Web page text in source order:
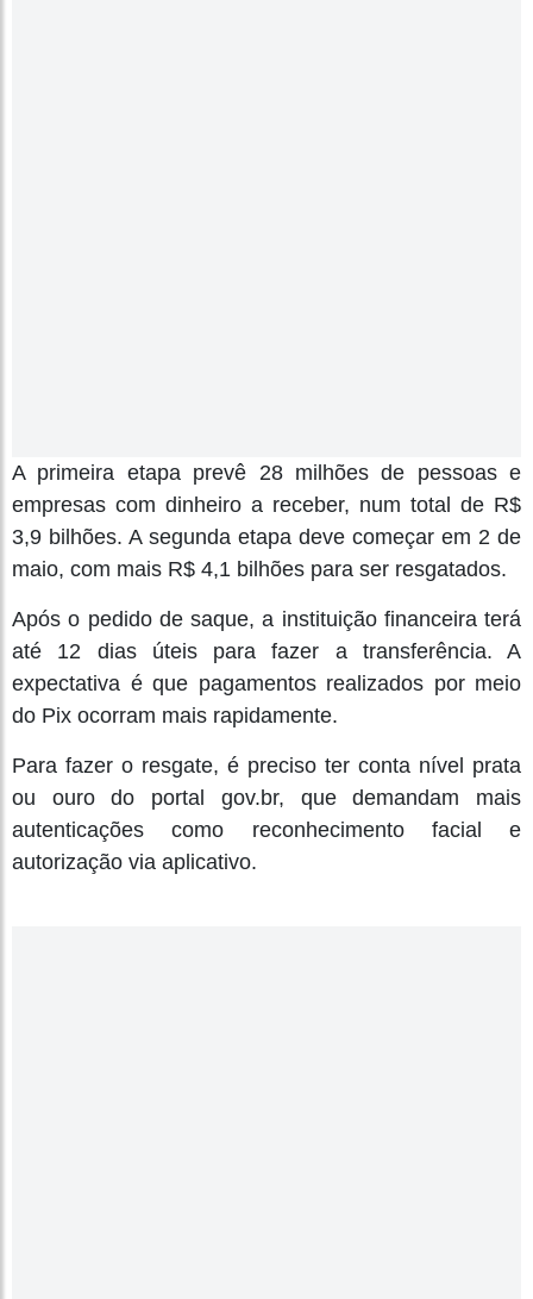
A primeira etapa prevê 28 milhões de pessoas e
empresas com dinheiro a receber, num total de R$
3,9 bilhões. A segunda etapa deve começar em 2 de
maio, com mais R$ 4,1 bilhões para ser resgatados.
Após o pedido de saque, a instituição financeira terá
até 12 dias úteis para fazer a transferência. A
expectativa é que pagamentos realizados por meio
do Pix ocorram mais rapidamente.
Para fazer o resgate, é preciso ter conta nível prata
ou ouro do portal gov.br, que demandam mais
autenticações como reconhecimento facial e
autorização via aplicativo.